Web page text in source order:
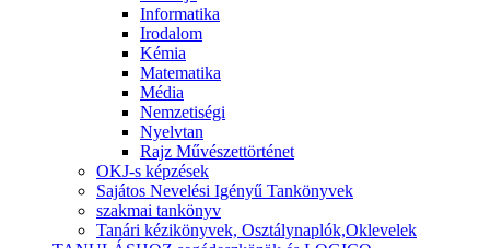
Informatika
Irodalom
Kémia
Matematika
Média
Nemzetiségi
Nyelvtan
Rajz Művészettörténet
OKJ-s képzések
Sajátos Nevelési Igényű Tankönyvek
szakmai tankönyv
Tanári kézikönyvek, Osztálynaplók,Oklevelek